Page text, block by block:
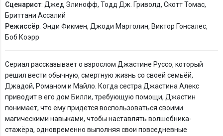
Сценарист: Джед Элинофф, Тодд Дж. Гриволд, Скотт Томас,
Бриттани Ассалий
Режиссёр: Энди Фикмен, Джоди Марголин, Виктор Гонсалес,
Боб Коэрр
Сериал рассказывает о взрослом Джастине Руссо, который
решил вести обычную, смертную жизнь со своей семьёй,
Джадой, Романом и Майло. Когда сестра Джастина Алекс
приводит в его дом Билли, требующую помощи, Джастин
понимает, что ему придется воспользоваться своими
магическими навыками, чтобы наставлять волшебника-
стажёра, одновременно выполняя свои повседневные